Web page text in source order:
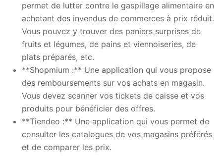
permet de lutter contre le gaspillage alimentaire en
achetant des invendus de commerces à prix réduit.
Vous pouvez y trouver des paniers surprises de
fruits et légumes, de pains et viennoiseries, de
plats préparés, etc.
**Shopmium :** Une application qui vous propose
des remboursements sur vos achats en magasin.
Vous devez scanner vos tickets de caisse et vos
produits pour bénéficier des offres.
**Tiendeo :** Une application qui vous permet de
consulter les catalogues de vos magasins préférés
et de comparer les prix.